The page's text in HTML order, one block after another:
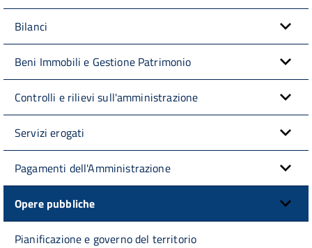
Bilanci
Beni Immobili e Gestione Patrimonio
Controlli e rilievi sull'amministrazione
Servizi erogati
Pagamenti dell'Amministrazione
Opere pubbliche
Pianificazione e governo del territorio